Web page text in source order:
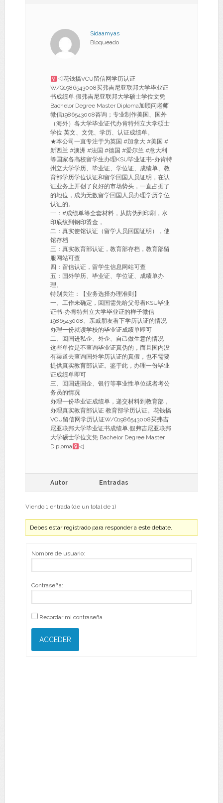
Sidaamyas
Bloqueado
◁花钱搞VCU留信网学历认证
W/Q1986543008买弗吉尼亚联邦大学毕业证
书成绩单,假弗吉尼亚联邦大学硕士学位文凭
Bachelor Degree Master Diploma加顾问老师
微信1986543008咨询；专业制作美国、国外
（海外）各大学毕业证代办肯特州立大学硕士
学位 英文、文凭、学历、认证成绩单。
★本公司一直专注于为英国 #加拿大 #美国 #
新西兰 #澳洲 #法国 #德国 #爱尔兰 #意大利
等国家各高校留学生办理KSU毕业证书-办肯特
州立大学学历、毕业证、学位证、成绩单、教
育部学历学位认证和留学回国人员证明，在认
证业务上开创了良好的市场势头，一直占据了
的地位，成为无数留学回国人员办理学历学位
认证的。
一：#成绩单等全套材料，从防伪到印刷，水
印底纹到钢印烫金，
二：真实使馆认证（留学人员回国证明），使
馆存档
三：真实教育部认证，教育部存档，教育部留
服网站可查
四：留信认证，留学生信息网站可查
五：国外学历、毕业证、学位证、成绩单办
理。
特别关注：【业务选择办理准则】
一、工作未确定，回国需先给父母看KSU毕业
证书-办肯特州立大学毕业证的样子微信
1986543008、亲戚朋友看下学历认证的情况
办理一份就读学校的毕业证成绩单即可
二、回国进私企、外企、自己做生意的情况
这些单位是不查询毕业证真伪的，而且国内没
有渠道去查询国外学历认证的真假，也不需要
提供真实教育部认证。鉴于此，办理一份毕业
证成绩单即可
三、回国进国企、银行等事业性单位或者考公
务员的情况
办理一份毕业证成绩单，递交材料到教育部，
办理真实教育部认证 教育部学历认证。花钱搞
VCU留信网学历认证W/Q1986543008买弗吉
尼亚联邦大学毕业证书成绩单,假弗吉尼亚联邦
大学硕士学位文凭 Bachelor Degree Master
Diploma
◁
Autor Entradas
Viendo 1 entrada (de un total de 1)
Debes estar registrado para responder a este debate.
Nombre de usuario:
Contraseña:
Recordar mi contraseña
ACCEDER